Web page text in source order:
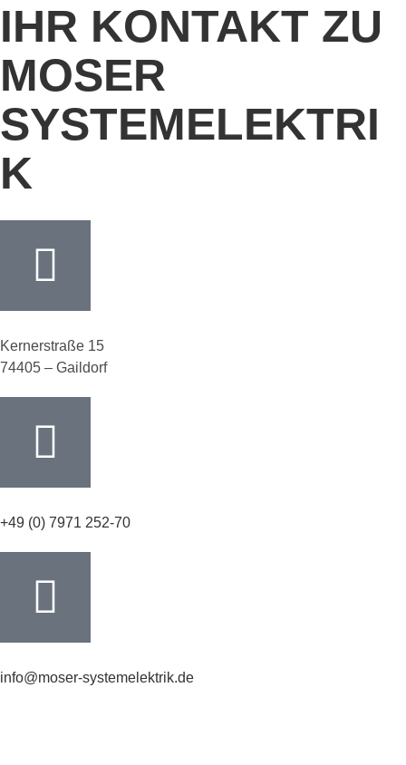
IHR KONTAKT ZU
MOSER
SYSTEMELEKTRI
K
Kernerstraße 15
74405 – Gaildorf
+49 (0) 7971 252-70
info@moser-systemelektrik.de